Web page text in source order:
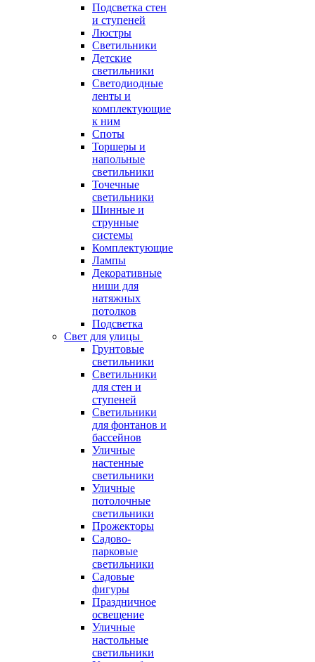
Подсветка стен
и ступеней
Люстры
Светильники
Детские
светильники
Светодиодные
ленты и
комплектующие
к ним
Споты
Торшеры и
напольные
светильники
Точечные
светильники
Шинные и
струнные
системы
Комплектующие
Лампы
Декоративные
ниши для
натяжных
потолков
Подсветка
Свет для улицы
Грунтовые
светильники
Светильники
для стен и
ступеней
Светильники
для фонтанов и
бассейнов
Уличные
настенные
светильники
Уличные
потолочные
светильники
Прожекторы
Садово-
парковые
светильники
Садовые
фигуры
Праздничное
освещение
Уличные
настольные
светильники